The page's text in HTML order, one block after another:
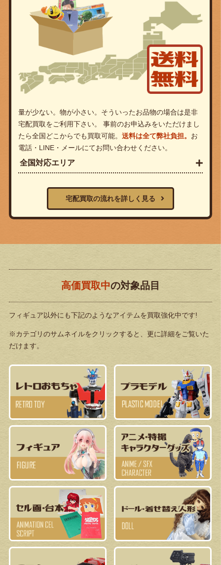
量が少ない。物が小さい。そういったお品物の場合は是非
宅配買取をご利用下さい。 事前のお申込みをいただけまし
たら全国どこからでも買取可能。 送料は全て弊社負担。 お
電話・LINE・メールにてお問い合わせください。
全国対応エリア
宅配買取の流れを詳しく見る
高価買取中の対象品目
フィギュア以外にも下記のようなアイテムを買取強化中です!
※カテゴリのサムネイルをクリックすると、更に詳細をご覧いた
だけます。